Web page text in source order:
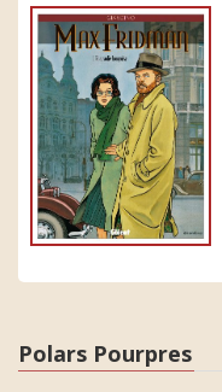
Polars Pourpres